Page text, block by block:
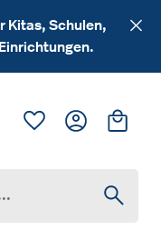
Kitas, Schulen,
Du hast 0